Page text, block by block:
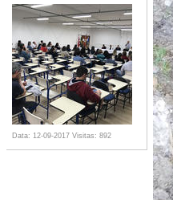
Data: 12-09-2017 Visitas: 892